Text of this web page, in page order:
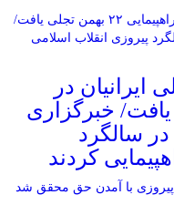
ایرانیان در
تجلی یافت/ خبرگزاری
در سالگرد
کردند